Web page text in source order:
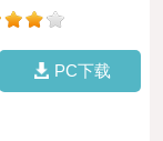
PC下载